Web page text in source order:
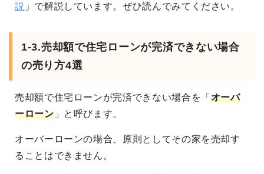
説 」で解説しています。ぜひ読んでみてください。
1-3.売却額で住宅ローンが完済できない場合
の売り方4選
売却額で住宅ローンが完済できない場合を「 オーバ
ーローン」と呼びます。
オーバーローンの場合、原則としてその家を売却す
ることはできません。